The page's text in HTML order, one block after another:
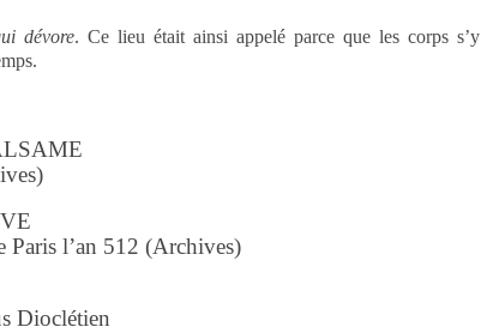
dévore. Ce lieu était ainsi appelé parce que les corps s’y
Paris l’an 512 (Archives)
Dioclétien